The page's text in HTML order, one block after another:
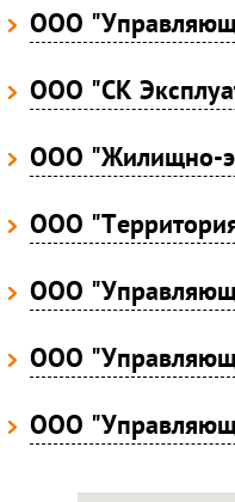
ООО
ООО "СК
ООО "Жилищно-
ООО
ООО
ООО
ООО